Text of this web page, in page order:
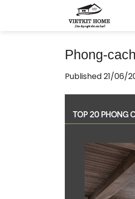
Phong-
Published21/06/